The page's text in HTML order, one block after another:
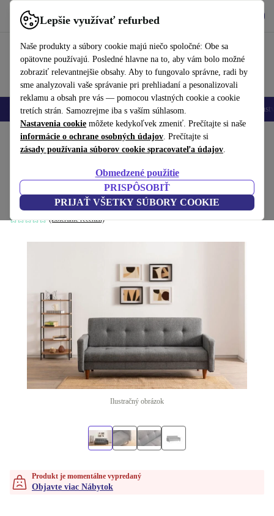
Lepšie využívať refurbed
Naše produkty a súbory cookie majú niečo spoločné: Obe sa
opätovne používajú. Posledné hlavne na to, aby vám bolo možné
zobraziť relevantnejšie obsahy. Aby to fungovalo správne, radi by
sme analyzovali vaše správanie pri prehliadaní a pesonalizovali
reklamu a obsah pre vás — pomocou vlastných cookie a cookie
tretích strán. Samozrejme iba s vaším súhlasom.
Nastavenia cookie môžete kedykoľvek zmeniť. Prečítajte si naše
informácie o ochrane osobných údajov. Prečítajte si
zásady používania súborov cookie spracovateľa údajov.
Obmedzené použitie
PRISPÔSOBIŤ
PRIJAŤ VŠETKY SÚBORY COOKIE
používať refurbed rýchlo a jednoducho
Mobilné telefóny Laptopy Tablety Inteligentné hodinky
Domov Produkty Domácnosť Nábytok
Hiko rozkladacia pohovka 3-miestny
svetlosivá
sivý
(Zbieranie recenzií)
Ilustračný obrázok
Produkt je momentálne vypredaný
Objavte viac Nábytok